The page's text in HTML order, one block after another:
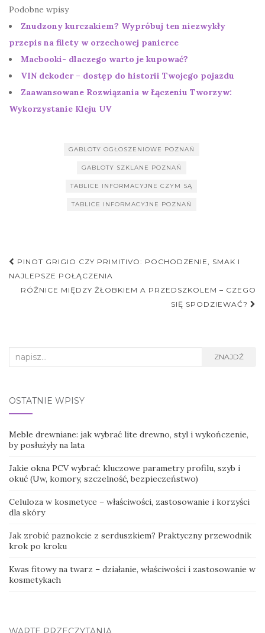
Podobne wpisy
Znudzony kurczakiem? Wypróbuj ten niezwykły
przepis na filety w orzechowej panierce
Macbooki- dlaczego warto je kupować?
VIN dekoder – dostęp do historii Twojego pojazdu
Zaawansowane Rozwiązania w Łączeniu Tworzyw:
Wykorzystanie Kleju UV
GABLOTY OGŁOSZENIOWE POZNAŃ
GABLOTY SZKLANE POZNAŃ
TABLICE INFORMACYJNE CZYM SĄ
TABLICE INFORMACYJNE POZNAŃ
Nawigacja
postu
PINOT GRIGIO CZY PRIMITIVO: POCHODZENIE, SMAK I
NAJLEPSZE POŁĄCZENIA
RÓŻNICE MIĘDZY ŻŁOBKIEM A PRZEDSZKOLEM – CZEGO
SIĘ SPODZIEWAĆ?
Search
ZNAJDŹ
OSTATNIE WPISY
Meble drewniane: jak wybrać lite drewno, styl i wykończenie,
by posłużyły na lata
Jakie okna PCV wybrać: kluczowe parametry profilu, szyb i
okuć (Uw, komory, szczelność, bezpieczeństwo)
Celuloza w kosmetyce – właściwości, zastosowanie i korzyści
dla skóry
Jak zrobić paznokcie z serduszkiem? Praktyczny przewodnik
krok po kroku
Kwas fitowy na twarz – działanie, właściwości i zastosowanie w
kosmetykach